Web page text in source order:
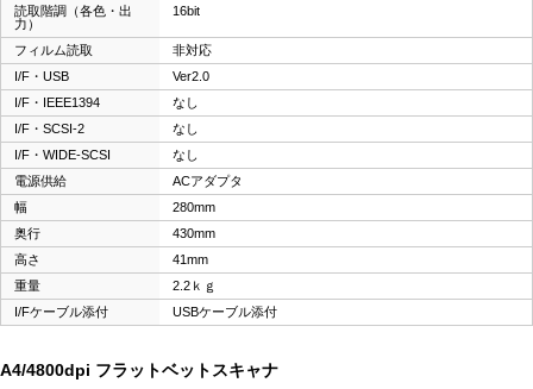
読取階調（各色・出
力）
16bit
フィルム読取
非対応
I/F・USB
Ver2.0
I/F・IEEE1394
なし
I/F・SCSI-2
なし
I/F・WIDE-SCSI
なし
電源供給
ACアダプタ
幅
280mm
奥行
430mm
高さ
41mm
重量
2.2ｋｇ
I/Fケーブル添付
USBケーブル添付
A4/4800dpi フラットベットスキャナ